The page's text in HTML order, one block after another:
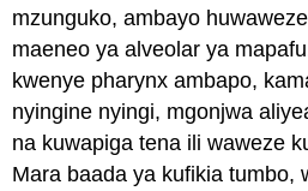
mzunguko, ambayo
maeneo ya alveolar ya
kwenye pharynx ambapo,
nyingine nyingi, mgonjwa
na kuwapiga tena ili waweze
Mara baada ya kufikia tumbo,